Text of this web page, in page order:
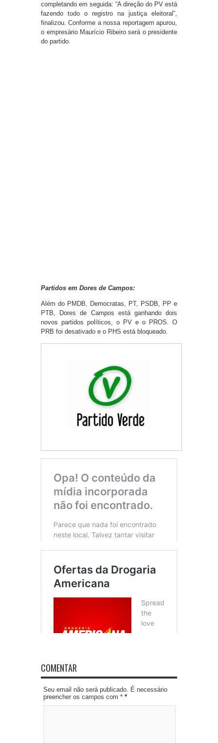
completando em seguida: “A direção do PV está
fazendo todo o registro na justiça eleitoral”,
finalizou. Conforme a nossa reportagem apurou,
o empresário Maurício Ribeiro será o presidente
do partido.
Partidos em Dores de Campos:
Além do PMDB, Democratas, PT, PSDB, PP e
PTB, Dores de Campos está ganhando dois
novos partidos políticos, o PV e o PROS. O
PRB foi desativado e o PHS está bloqueado.
COMENTAR
Seu email não será publicado. É necessário
preencher os campos com * *